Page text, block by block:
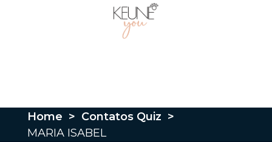
Home > Contatos Quiz >
MARIA ISABEL